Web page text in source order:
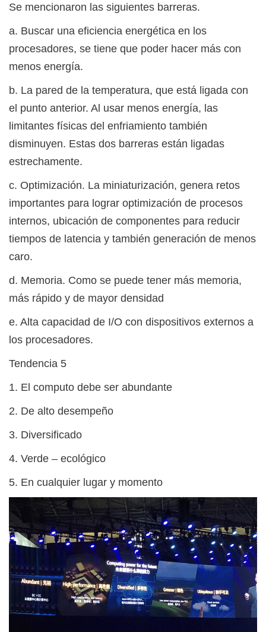
Se mencionaron las siguientes barreras.
a. Buscar una eficiencia energética en los
procesadores, se tiene que poder hacer más con
menos energía.
b. La pared de la temperatura, que está ligada con
el punto anterior. Al usar menos energía, las
limitantes físicas del enfriamiento también
disminuyen. Estas dos barreras están ligadas
estrechamente.
c. Optimización. La miniaturización, genera retos
importantes para lograr optimización de procesos
internos, ubicación de componentes para reducir
tiempos de latencia y también generación de menos
caro.
d. Memoria. Como se puede tener más memoria,
más rápido y de mayor densidad
e. Alta capacidad de I/O con dispositivos externos a
los procesadores.
Tendencia 5
1. El computo debe ser abundante
2. De alto desempeño
3. Diversificado
4. Verde – ecológico
5. En cualquier lugar y momento